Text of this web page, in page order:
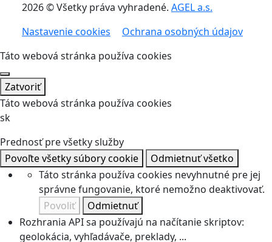
2026 © Všetky práva vyhradené. AGEL a.s.
Nastavenie cookies
Ochrana osobných údajov
Táto webová stránka používa cookies
Zatvoriť
Táto webová stránka používa cookies
sk
Prednosť pre všetky služby
Povoľte všetky súbory cookie
Odmietnuť všetko
Táto stránka používa cookies nevyhnutné pre jej
správne fungovanie, ktoré nemožno deaktivovať.
Povoliť
Odmietnuť
Rozhrania API sa používajú na načítanie skriptov:
geolokácia, vyhľadávače, preklady, ...